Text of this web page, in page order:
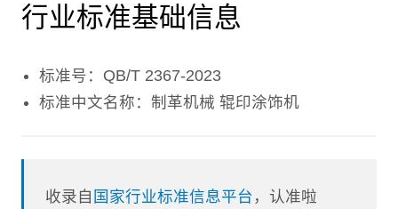
行业标准基础信息
标准号：QB/T 2367-2023
标准中文名称：制革机械 辊印涂饰机
收录自 国家行业标准信息平台 ，认准啦